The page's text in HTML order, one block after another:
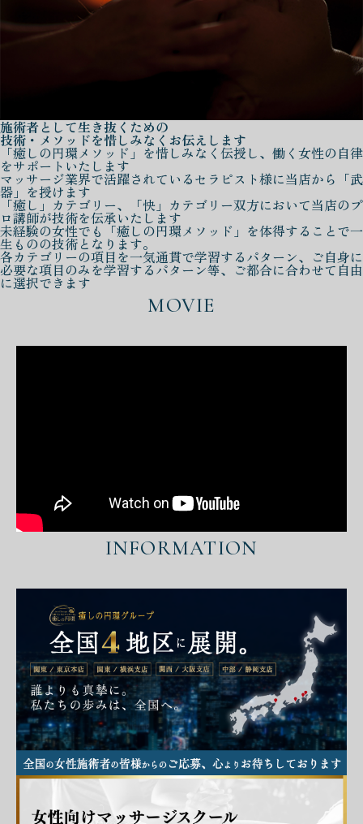
施術者として生き抜くための
技術・メソッドを惜しみなくお伝えします
「癒しの円環メソッド」を惜しみなく伝授し、働く女性の自律
をサポートいたします
マッサージ業界で活躍されているセラピスト様に当店から「武
器」を授けます
「癒し」カテゴリー、「快」カテゴリー双方において当店のプ
ロ講師が技術を伝承いたします
未経験の女性でも「癒しの円環メソッド」を体得することで一
生ものの技術となります。
各カテゴリーの項目を一気通貫で学習するパターン、ご自身に
必要な項目のみを学習するパターン等、ご都合に合わせて自由
に選択できます
MOVIE
INFORMATION